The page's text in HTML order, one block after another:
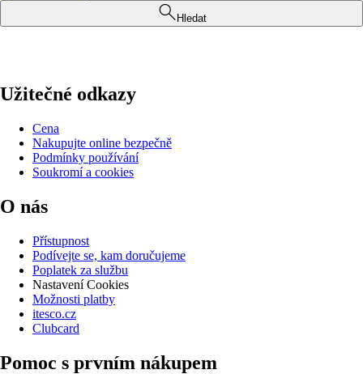
Hledat
Užitečné odkazy
Cena
Nakupujte online bezpečně
Podmínky používání
Soukromí a cookies
O nás
Přístupnost
Podívejte se, kam doručujeme
Poplatek za službu
Nastavení Cookies
Možnosti platby
itesco.cz
Clubcard
Pomoc s prvním nákupem